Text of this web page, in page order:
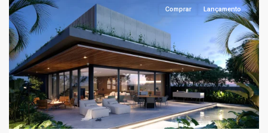
Comprar Lançamento